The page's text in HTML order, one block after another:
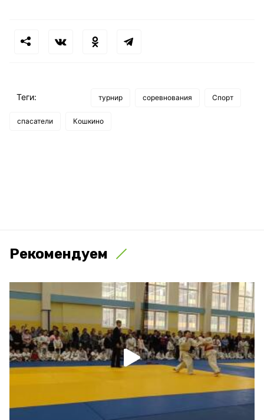
Теги: турнир соревнования Спорт
спасатели Кошкино
Рекомендуем